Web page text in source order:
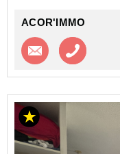
ACOR'IMMO
Contacter